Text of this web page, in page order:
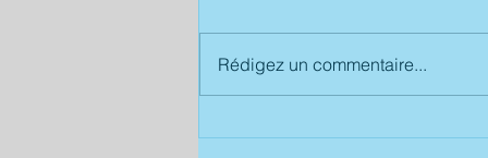
Rédigez un commentaire...